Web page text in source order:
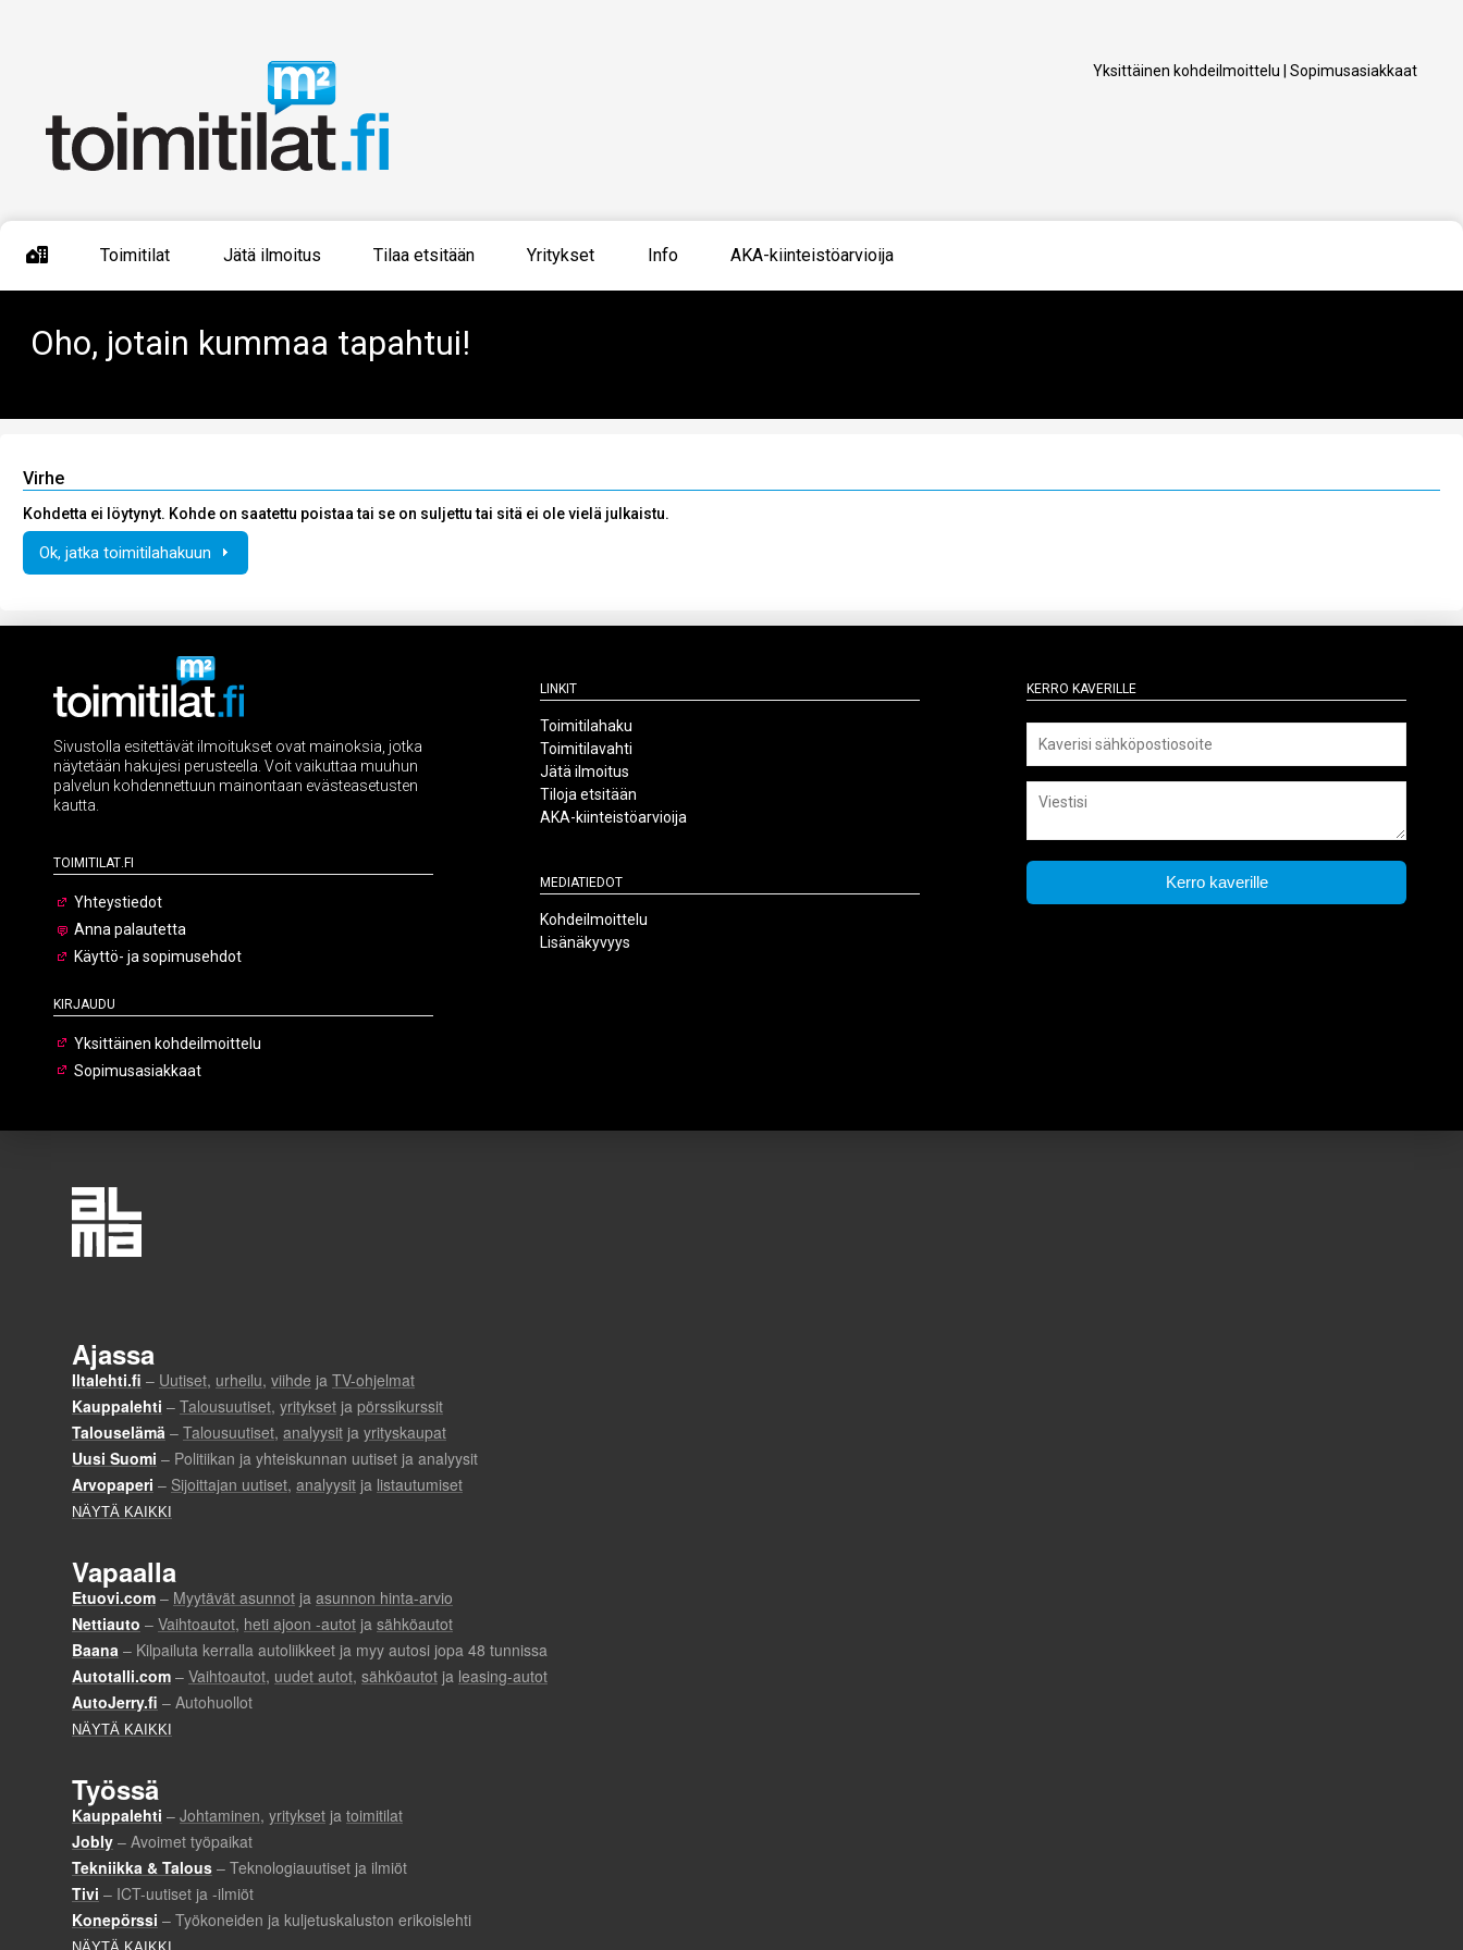
Yksittäinen kohdeilmoittelu Sopimusasiakkaat
Toimitilat Jätä ilmoitus Tilaa etsitään Yritykset Info AKA-kiinteistöarvioija
Oho, jotain kummaa tapahtui!
Virhe
Kohdetta ei löytynyt. Kohde on saatettu poistaa tai se on suljettu tai sitä ei ole vielä julkaistu.
Ok, jatka toimitilahakuun
Sivustolla esitettävät ilmoitukset ovat mainoksia, jotka
näytetään hakujesi perusteella. Voit vaikuttaa muuhun
palvelun kohdennettuun mainontaan evästeasetusten
kautta.
Toimitilat.fi
Yhteystiedot
Anna palautetta
Käyttö- ja sopimusehdot
Kirjaudu
Yksittäinen kohdeilmoittelu
Sopimusasiakkaat
Linkit
Toimitilahaku
Toimitilavahti
Jätä ilmoitus
Tiloja etsitään
AKA-kiinteistöarvioija
Mediatiedot
Kohdeilmoittelu
Lisänäkyvyys
Kerro kaverille